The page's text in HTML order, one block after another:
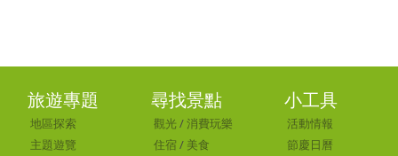
旅遊專題
地區探索
主題遊覽
尋找景點
觀光 /消費玩樂
住宿 / 美食
小工具
活動情報
節慶日曆